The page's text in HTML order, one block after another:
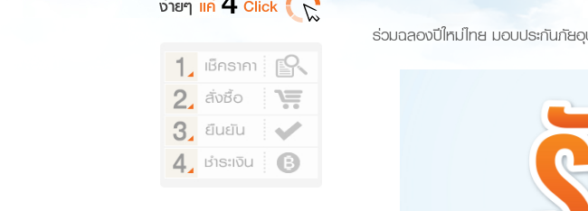
ร่วมฉลองปีใหม่ไทย มอบประกันภัย